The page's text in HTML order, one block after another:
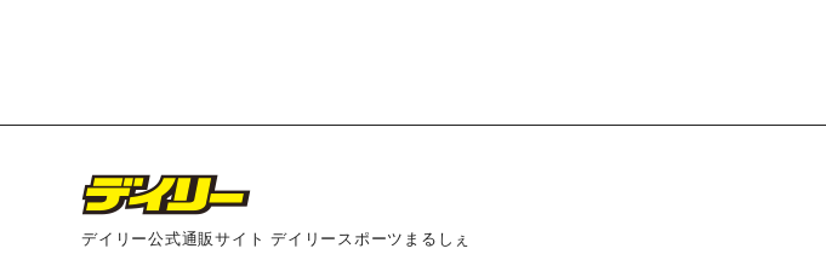
デイリー公式通販サイト デイリースポーツまるしぇ